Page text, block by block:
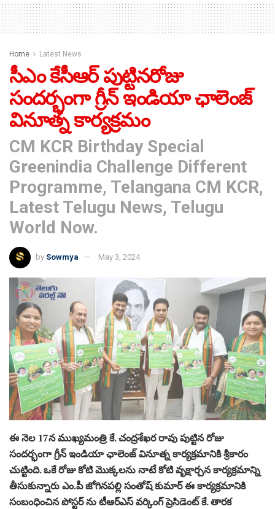
Home Latest News
సీఎం కేసీఆర్ పుట్టినరోజు
సందర్భంగా గ్రీన్ ఇండియా ఛాలెంజ్
వినూత్న కార్యక్రమం
CM KCR Birthday Special
Greenindia Challenge Different
Programme, Telangana CM KCR,
Latest Telugu News, Telugu
World Now.
by Sowmya May 3, 2024
ఈ నెల 17న ముఖ్యమంత్రి కే. చంద్రశేఖర రావు పుట్టిన రోజు
సందర్భంగా గ్రీన్ ఇండియా ఛాలెంజ్ వినూత్న కార్యక్రమానికి శ్రీకారం
చుట్టింది. ఒకే రోజు కోటి మొక్కలను నాటే కోటి వృక్షార్చన కార్యక్రమాన్ని
తీసుకున్నారు ఎం.పీ జోగినపల్లి సంతోష్ కుమార్ ఈ కార్యక్రమానికి
సంబంధించిన పోస్టర్ ను టీఆర్ఎస్ వర్కింగ్ ప్రెసిడెంట్ కే. తారక